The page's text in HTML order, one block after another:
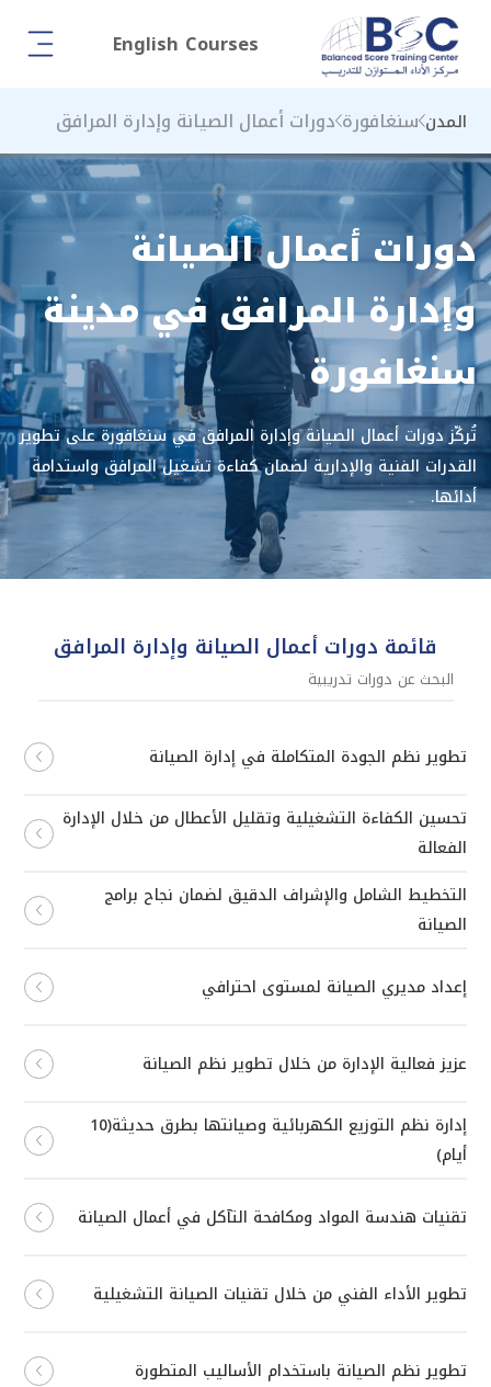
English Courses
المدن سنغافورة دورات أعمال الصيانة وإدارة المرافق
دورات أعمال الصيانة
وإدارة المرافق في مدينة
سنغافورة
تُركّز دورات أعمال الصيانة وإدارة المرافق في سنغافورة على تطوير
القدرات الفنية والإدارية لضمان كفاءة تشغيل المرافق واستدامة
أدائها.
قائمة دورات أعمال الصيانة وإدارة المرافق
تطوير نظم الجودة المتكاملة في إدارة الصيانة
تحسين الكفاءة التشغيلية وتقليل الأعطال من خلال الإدارة
الفعالة
التخطيط الشامل والإشراف الدقيق لضمان نجاح برامج
الصيانة
إعداد مديري الصيانة لمستوى احترافي
عزيز فعالية الإدارة من خلال تطوير نظم الصيانة
إدارة نظم التوزيع الكهربائية وصيانتها بطرق حديثة(10
أيام)
تقنيات هندسة المواد ومكافحة التآكل في أعمال الصيانة
تطوير الأداء الفني من خلال تقنيات الصيانة التشغيلية
تطوير نظم الصيانة باستخدام الأساليب المتطورة